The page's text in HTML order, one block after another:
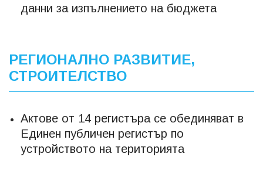
данни за изпълнението на бюджета
РЕГИОНАЛНО РАЗВИТИЕ,
СТРОИТЕЛСТВО
Актове от 14 регистъра се обединяват в
Единен публичен регистър по
устройството на територията